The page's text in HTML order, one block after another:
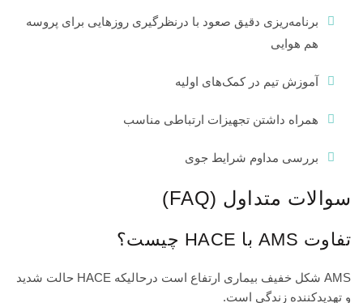
برنامه‌ریزی دقیق صعود با درنظرگیری روزهایی برای پروسه
هم هوایی
آموزش تیم در کمک‌های اولیه
همراه داشتن تجهیزات ارتباطی مناسب
بررسی مداوم شرایط جوی
سوالات متداول (FAQ)
تفاوت AMS با HACE چیست؟
AMS شکل خفیف بیماری ارتفاع است درحالیکه HACE حالت شدید
و تهدیدکننده زندگی است.